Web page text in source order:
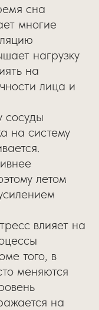
сна
многие
нагрузку
на
лица и
сосуды
на систему
летом
влияет на
того, в
меняются
на